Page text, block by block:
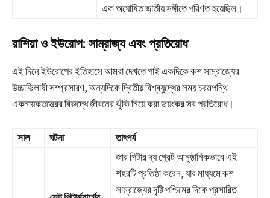
এক অঘোষিত জাতীয় সঙ্গীতে পরিণত হয়েছিল।
রাশিয়া ও ইউরোপ: সাম্রাজ্য এবং প্রতিরোধ
এই দিনে ইউরোপের ইতিহাসে আমরা দেখতে পাই একদিকে রুশ সাম্রাজ্যের
উচ্চাভিলাষী সম্প্রসারণ, অন্যদিকে দ্বিতীয় বিশ্বযুদ্ধের সময় চরমপন্থি
একনায়কতন্ত্রের বিরুদ্ধে জীবনের ঝুঁকি নিয়ে করা ভয়ংকর সব প্রতিরোধ।
সাল ঘটনা তাৎপর্য
জার পিটার দ্য গ্রেট আনুষ্ঠানিকভাবে এই
শহরটি প্রতিষ্ঠা করেন, যার মাধ্যমে রুশ
সাম্রাজ্যের দৃষ্টি পশ্চিমের দিকে প্রসারিত